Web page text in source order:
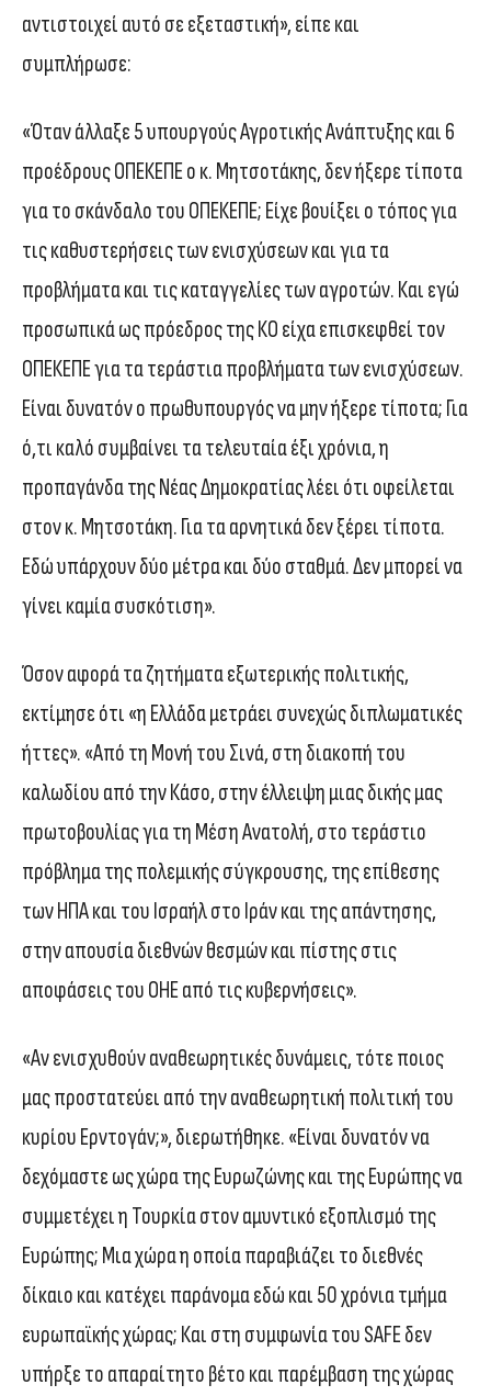
αντιστοιχεί αυτό σε εξεταστική», είπε και
συμπλήρωσε:
«Όταν άλλαξε 5 υπουργούς Αγροτικής Ανάπτυξης και 6
προέδρους ΟΠΕΚΕΠΕ ο κ. Μητσοτάκης, δεν ήξερε τίποτα
για το σκάνδαλο του ΟΠΕΚΕΠΕ; Είχε βουίξει ο τόπος για
τις καθυστερήσεις των ενισχύσεων και για τα
προβλήματα και τις καταγγελίες των αγροτών. Και εγώ
προσωπικά ως πρόεδρος της ΚΟ είχα επισκεφθεί τον
ΟΠΕΚΕΠΕ για τα τεράστια προβλήματα των ενισχύσεων.
Είναι δυνατόν ο πρωθυπουργός να μην ήξερε τίποτα; Για
ό,τι καλό συμβαίνει τα τελευταία έξι χρόνια, η
προπαγάνδα της Νέας Δημοκρατίας λέει ότι οφείλεται
στον κ. Μητσοτάκη. Για τα αρνητικά δεν ξέρει τίποτα.
Εδώ υπάρχουν δύο μέτρα και δύο σταθμά. Δεν μπορεί να
γίνει καμία συσκότιση».
Όσον αφορά τα ζητήματα εξωτερικής πολιτικής,
εκτίμησε ότι «η Ελλάδα μετράει συνεχώς διπλωματικές
ήττες». «Από τη Μονή του Σινά, στη διακοπή του
καλωδίου από την Κάσο, στην έλλειψη μιας δικής μας
πρωτοβουλίας για τη Μέση Ανατολή, στο τεράστιο
πρόβλημα της πολεμικής σύγκρουσης, της επίθεσης
των ΗΠΑ και του Ισραήλ στο Ιράν και της απάντησης,
στην απουσία διεθνών θεσμών και πίστης στις
αποφάσεις του ΟΗΕ από τις κυβερνήσεις».
«Αν ενισχυθούν αναθεωρητικές δυνάμεις, τότε ποιος
μας προστατεύει από την αναθεωρητική πολιτική του
κυρίου Ερντογάν;», διερωτήθηκε. «Είναι δυνατόν να
δεχόμαστε ως χώρα της Ευρωζώνης και της Ευρώπης να
συμμετέχει η Τουρκία στον αμυντικό εξοπλισμό της
Ευρώπης; Μια χώρα η οποία παραβιάζει το διεθνές
δίκαιο και κατέχει παράνομα εδώ και 50 χρόνια τμήμα
ευρωπαϊκής χώρας; Και στη συμφωνία του SAFE δεν
υπήρξε το απαραίτητο βέτο και παρέμβαση της χώρας